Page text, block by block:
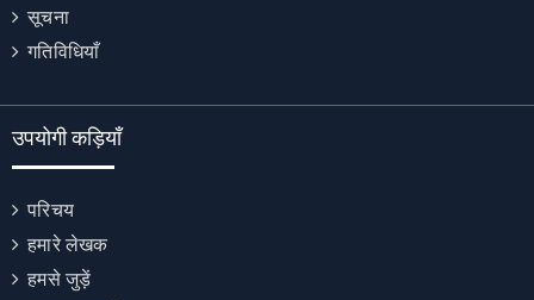
सूचना
गतिविधियाँ
उपयोगी कड़ियाँ
परिचय
हमारे लेखक
हमसे जुड़ें